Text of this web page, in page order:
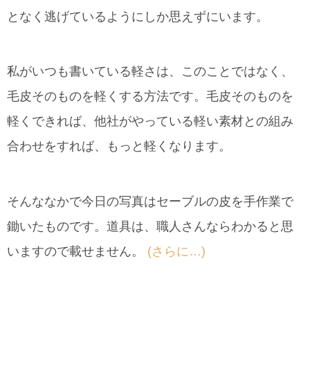
となく逃げているようにしか思えずにいます。
私がいつも書いている軽さは、このことではなく、
毛皮そのものを軽くする方法です。毛皮そのものを
軽くできれば、他社がやっている軽い素材との組み
合わせをすれば、もっと軽くなります。
そんななかで今日の写真はセーブルの皮を手作業で
鋤いたものです。道具は、職人さんならわかると思
いますので載せません。 (さらに…)